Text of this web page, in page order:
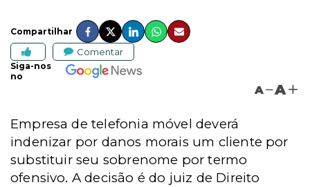
Compartilhar
Comentar
Siga-nos
no
A A
Empresa de telefonia móvel deverá
indenizar por danos morais um cliente por
substituir seu sobrenome por termo
ofensivo. A decisão é do juiz de Direito